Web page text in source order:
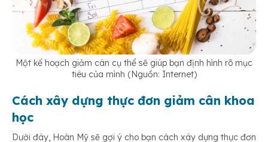
Một kế hoạch giảm cân cụ thể sẽ giúp bạn định hình rõ mục
tiêu của mình (Nguồn: Internet)
Cách xây dựng thực đơn giảm cân khoa
học
Dưới đây, Hoàn Mỹ sẽ gợi ý cho bạn cách xây dựng thực đơn